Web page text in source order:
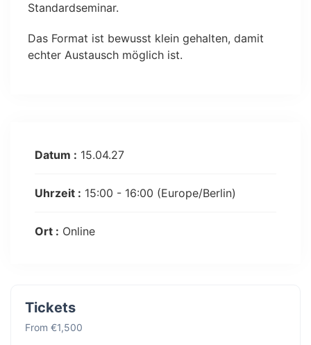
Standardseminar.
Das Format ist bewusst klein gehalten, damit
echter Austausch möglich ist.
Datum : 15.04.27
Uhrzeit : 15:00 - 16:00 (Europe/Berlin)
Ort : Online
Tickets
From €1,500